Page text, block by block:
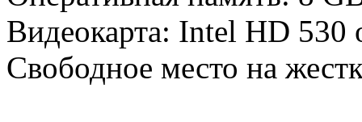
Видеокарта: Intel HD 530
Свободное место на